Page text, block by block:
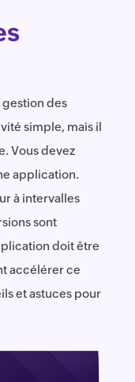
des
simple, mais il
Vous devez
application.
à intervalles
sont
doit être
accélérer ce
et astuces pour